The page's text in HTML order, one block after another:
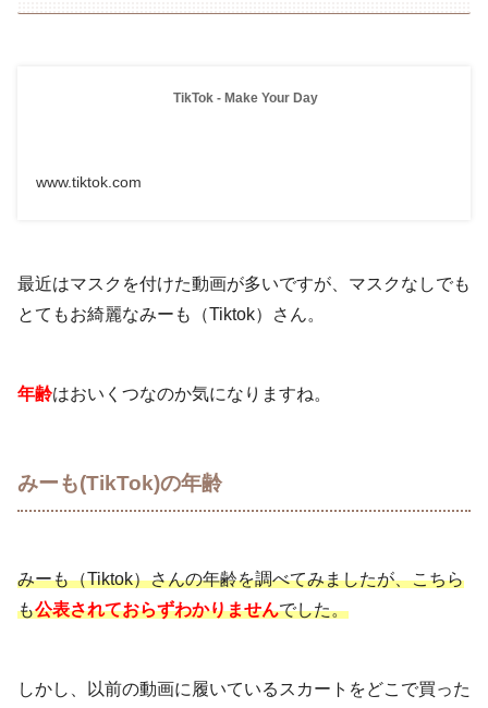
TikTok - Make Your Day
www.tiktok.com
最近はマスクを付けた動画が多いですが、マスクなしでも
とてもお綺麗なみーも（Tiktok）さん。
年齢はおいくつなのか気になりますね。
みーも(TikTok)の年齢
みーも（Tiktok）さんの年齢を調べてみましたが、こちら
も公表されておらずわかりませんでした。
しかし、以前の動画に履いているスカートをどこで買った